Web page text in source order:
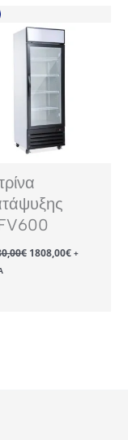
€ Original
price
1808,00€Η+